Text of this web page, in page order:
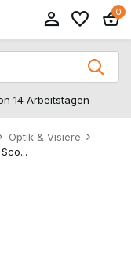
0
Arbeitstagen
Optik & Visiere